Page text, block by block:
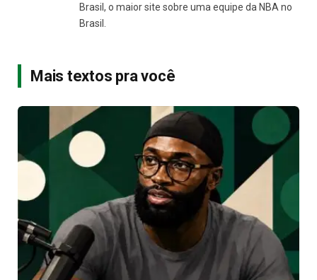
Brasil, o maior site sobre uma equipe da NBA no
Brasil.
Mais textos pra você